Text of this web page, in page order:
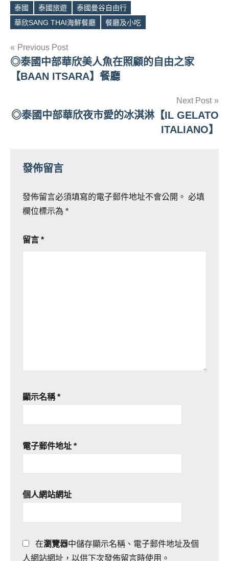
Tags
泰國 泰國旅遊
泰國曼谷自由行
華欣SANG THAI海鮮餐廳
餐廳及小吃
文
章
覽
Previous Post
◎泰國中部華欣美人魚在照顧的自由之家
【BAAN ITSARA】餐廳
Next Post
◎泰國中部華欣夜市愛的冰淇淋【IL GELATO
ITALIANO】
發佈留言
發佈留言必須填寫的電子郵件地址不會公開。 必填
欄位標示為 *
留言 *
顯示名稱*
電子郵件地址 *
個人網站網址
在瀏覽器中儲存顯示名稱、電子郵件地址及個
人網站網址，以供下次發佈留言時使用。